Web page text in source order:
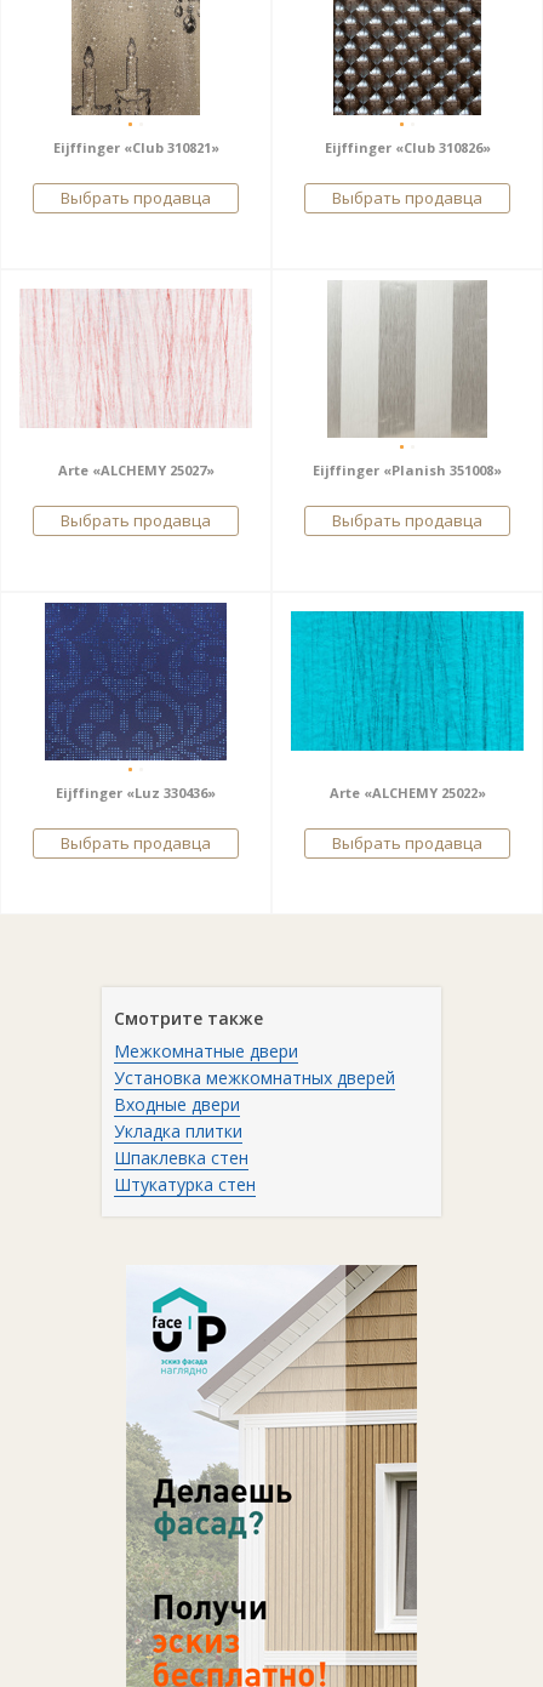
Eijffinger «Club 310821»
Выбрать продавца
Eijffinger «Club 310826»
Выбрать продавца
Arte «ALCHEMY 25027»
Выбрать продавца
Eijffinger «Planish 351008»
Выбрать продавца
Eijffinger «Luz 330436»
Выбрать продавца
Arte «ALCHEMY 25022»
Выбрать продавца
Смотрите также
Межкомнатные двери
Установка межкомнатных дверей
Входные двери
Укладка плитки
Шпаклевка стен
Штукатурка стен